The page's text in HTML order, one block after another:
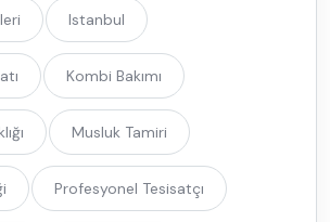
Istanbul
Kombi Bakımı
Musluk Tamiri
Profesyonel Tesisatçı